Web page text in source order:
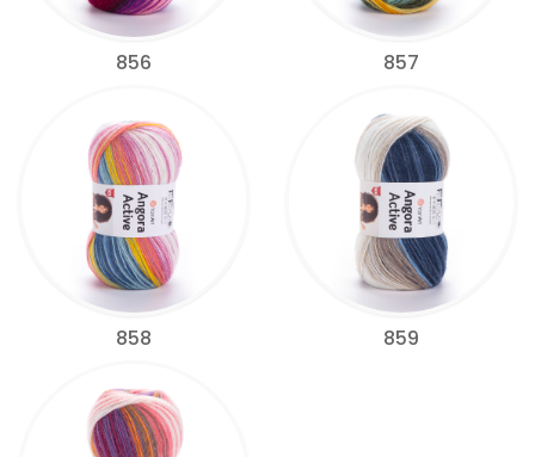
856 857
858 859